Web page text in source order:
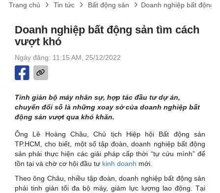
Trang chủ Tin tức Bất động sản Doanh nghiệp bất động
Doanh nghiệp bất động sản tìm cách
vượt khó
Ngày đăng: 11:15 AM, 25/12/2022
Tinh giản bộ máy nhân sự, hợp tác đầu tư dự án,
chuyển đổi số là những xoay sở của doanh nghiệp bất
động sản vượt qua khó khăn.
Ông Lê Hoàng Châu, Chủ tịch Hiệp hội Bất động sản
TP.HCM, cho biết, một số tập đoàn, doanh nghiệp bất động
sản phải thực hiện các giải pháp cấp thời “tự cứu mình” để
tồn tại và chờ cơ hội đầu tư kinh doanh mới.
Theo ông Châu, nhiều tập đoàn, doanh nghiệp bất động sản
phải tinh giản tối đa bộ máy, giảm lực lượng lao động. Tại